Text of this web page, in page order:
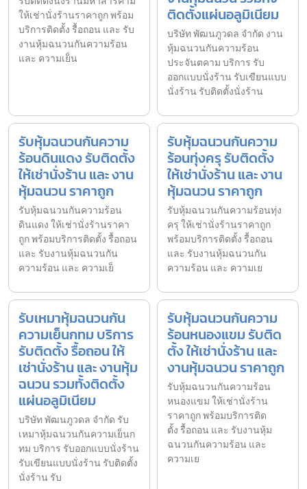
ให้เช่านั่งร้านราคาถูก พร้อม
บริการติดตั้ง รื้อถอน และ รับ
งานหุ้มฉนวนกันความร้อน
และ ความเย็น
ติดตั้งแผ่นอลูมิเนียม
บริษัท พัฒนภูวดล จำกัด งาน
หุ้มฉนวนกันความร้อน
ประจันตคาม บริการ รับ
ออกแบบนั่งร้าน รับเขียนแบบ
นั่งร้าน รับติดตั้งนั่งร้าน
รับหุ้มฉนวนกันความ
ร้อนดินแดง รับติดตั้ง
ให้เช่านั่งร้าน และ งาน
หุ้มฉนวน ราคาถูก
รับหุ้มฉนวนกันความร้อน
ดินแดง ให้เช่านั่งร้านราคา
ถูก พร้อมบริการติดตั้ง รื้อถอน
และ รับงานหุ้มฉนวนกัน
ความร้อน และ ความเย็
รับหุ้มฉนวนกันความ
ร้อนทุ่งครุ รับติดตั้ง
ให้เช่านั่งร้าน และ งาน
หุ้มฉนวน ราคาถูก
รับหุ้มฉนวนกันความร้อนทุ่ง
ครุ ให้เช่านั่งร้านราคาถูก
พร้อมบริการติดตั้ง รื้อถอน
และ รับงานหุ้มฉนวนกัน
ความร้อน และ ความเย
รับเหมาหุ้มฉนวนกัน
ความเย็นกทม บริการ
รับติดตั้ง รื้อถอน ให้
เช่านั่งร้าน และ งานหุ้ม
ฉนวน รวมทั้งติดตั้ง
แผ่นอลูมิเนียม
บริษัท พัฒนภูวดล จำกัด รับ
เหมาหุ้มฉนวนกันความเย็นก
ทม บริการ รับออกแบบนั่งร้าน
รับเขียนแบบนั่งร้าน รับติดตั้ง
นั่งร้าน รับ
รับหุ้มฉนวนกันความ
ร้อนหนองแขม รับติด
ตั้ง ให้เช่านั่งร้าน และ
งานหุ้มฉนวน ราคาถูก
รับหุ้มฉนวนกันความร้อน
หนองแขม ให้เช่านั่งร้าน
ราคาถูก พร้อมบริการติด
ตั้ง รื้อถอน และ รับงานหุ้ม
ฉนวนกันความร้อน และ
ความเย